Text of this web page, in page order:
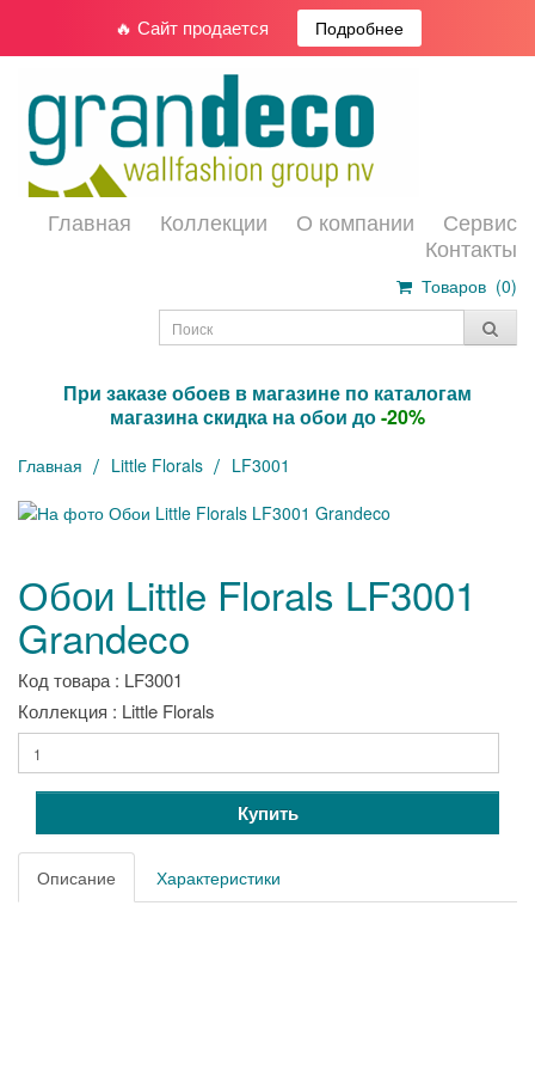
🔥 Сайт продается Подробнее
Главная Коллекции О компании
Сервис
Контакты
Товаров (0)
При заказе обоев в магазине по каталогам
магазина скидка на обои до-20%
Главная Little Florals LF3001
Обои Little Florals LF3001
Grandeco
Код товара : LF3001
Коллекция : Little Florals
Купить
Описание Характеристики